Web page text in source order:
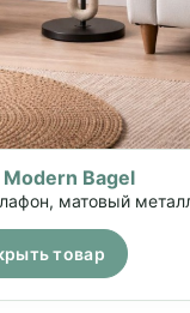
Bagel
матовый
товар